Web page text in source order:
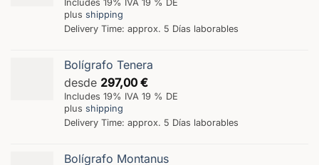
Includes 19% IVA 19 % DE
plus shipping
Delivery Time: approx. 5 Días laborables
Bolígrafo Tenera
desde 297,00 €
Includes 19% IVA 19 % DE
plus shipping
Delivery Time: approx. 5 Días laborables
Bolígrafo Montanus